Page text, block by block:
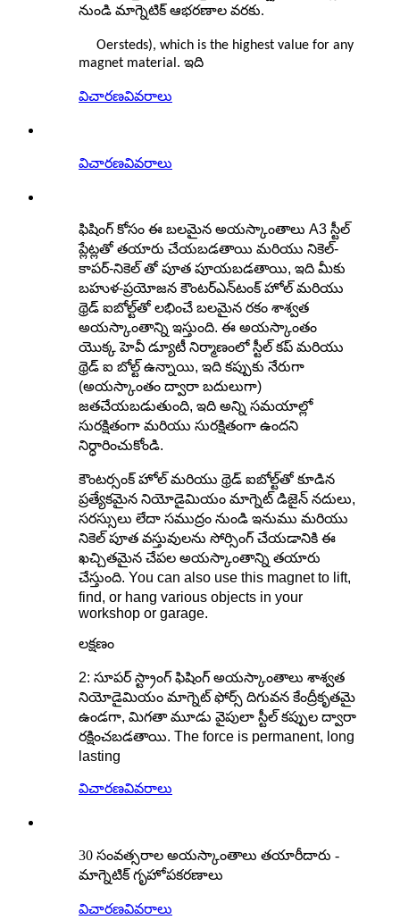
నుండి మాగ్నెటిక్ ఆభరణాల వరకు.
Oersteds), which is the highest value for any
magnet material. ఇది
విచారణవివరాలు
విచారణవివరాలు
ఫిషింగ్ కోసం ఈ బలమైన అయస్కాంతాలు A3 స్టీల్
ప్లేట్లతో తయారు చేయబడతాయి మరియు నికెల్-
కాపర్-నికెల్ తో పూత పూయబడతాయి, ఇది మీకు
బహుళ-ప్రయోజన కౌంటర్‌ఎన్‌టంక్ హోల్ మరియు
థ్రెడ్ ఐబోల్ట్‌తో లభించే బలమైన రకం శాశ్వత
అయస్కాంతాన్ని ఇస్తుంది. ఈ అయస్కాంతం
యొక్క హెవీ డ్యూటీ నిర్మాణంలో స్టీల్ కప్ మరియు
థ్రెడ్ ఐ బోల్ట్ ఉన్నాయి, ఇది కప్పుకు నేరుగా
(అయస్కాంతం ద్వారా బదులుగా)
జతచేయబడుతుంది, ఇది అన్ని సమయాల్లో
సురక్షితంగా మరియు సురక్షితంగా ఉందని
నిర్ధారించుకోండి.
కౌంటర్సంక్ హోల్ మరియు థ్రెడ్ ఐబోల్ట్‌తో కూడిన
ప్రత్యేకమైన నియోడైమియం మాగ్నెట్ డిజైన్ నదులు,
సరస్సులు లేదా సముద్రం నుండి ఇనుము మరియు
నికెల్ పూత వస్తువులను సోర్సింగ్ చేయడానికి ఈ
ఖచ్చితమైన చేపల అయస్కాంతాన్ని తయారు
చేస్తుంది. You can also use this magnet to lift,
find, or hang various objects in your
workshop or garage.
లక్షణం
2: సూపర్ స్ట్రాంగ్ ఫిషింగ్ అయస్కాంతాలు శాశ్వత
నియోడైమియం మాగ్నెట్ ఫోర్స్ దిగువన కేంద్రీకృతమై
ఉండగా, మిగతా మూడు వైపులా స్టీల్ కప్పుల ద్వారా
రక్షించబడతాయి. The force is permanent, long
lasting
విచారణవివరాలు
30 సంవత్సరాల అయస్కాంతాలు తయారీదారు -
మాగ్నెటిక్ గృహోపకరణాలు
విచారణవివరాలు